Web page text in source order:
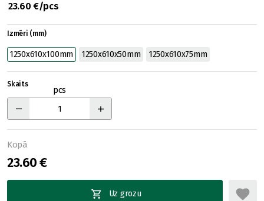
23.60 €/pcs
Izmēri (mm)
1250x610x100mm 1250x610x50mm 1250x610x75mm
Skaits
pcs
Kopā
23.60 €
Uz grozu